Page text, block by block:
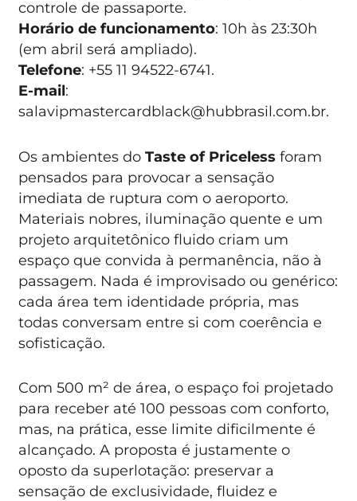
controle de passaporte.
Horário de funcionamento: 10h às 23:30h
(em abril será ampliado).
Telefone: +55 11 94522-6741.
E-mail:
salavipmastercardblack@hubbrasil.com.br.
Os ambientes do Taste of Priceless foram
pensados para provocar a sensação
imediata de ruptura com o aeroporto.
Materiais nobres, iluminação quente e um
projeto arquitetônico fluido criam um
espaço que convida à permanência, não à
passagem. Nada é improvisado ou genérico:
cada área tem identidade própria, mas
todas conversam entre si com coerência e
sofisticação.
Com 500 m² de área, o espaço foi projetado
para receber até 100 pessoas com conforto,
mas, na prática, esse limite dificilmente é
alcançado. A proposta é justamente o
oposto da superlotação: preservar a
sensação de exclusividade, fluidez e